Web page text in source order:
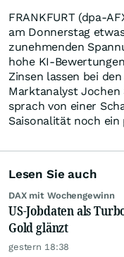
FRANKFURT (dpa-
am Donnerstag
zunehmenden
hohe KI-
Zinsen lassen bei
Marktanalyst
sprach von einer
Saisonalität noch
Lesen Sie auch
DAX mit Wochengewinn
US-Jobdaten als
Gold glänzt
gestern 18:38